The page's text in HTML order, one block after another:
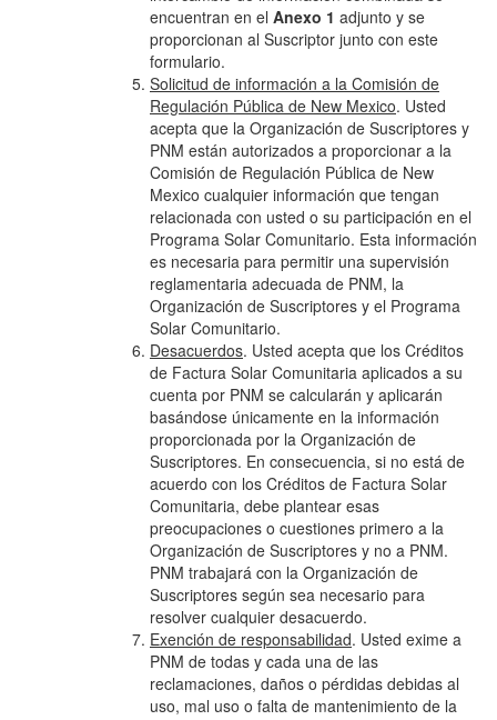
encuentran en el Anexo 1 adjunto y se
proporcionan al Suscriptor junto con este
formulario.
Solicitud de información a la Comisión de
Regulación Pública de New Mexico. Usted
acepta que la Organización de Suscriptores y
PNM están autorizados a proporcionar a la
Comisión de Regulación Pública de New
Mexico cualquier información que tengan
relacionada con usted o su participación en el
Programa Solar Comunitario. Esta información
es necesaria para permitir una supervisión
reglamentaria adecuada de PNM, la
Organización de Suscriptores y el Programa
Solar Comunitario.
Desacuerdos. Usted acepta que los Créditos
de Factura Solar Comunitaria aplicados a su
cuenta por PNM se calcularán y aplicarán
basándose únicamente en la información
proporcionada por la Organización de
Suscriptores. En consecuencia, si no está de
acuerdo con los Créditos de Factura Solar
Comunitaria, debe plantear esas
preocupaciones o cuestiones primero a la
Organización de Suscriptores y no a PNM.
PNM trabajará con la Organización de
Suscriptores según sea necesario para
resolver cualquier desacuerdo.
Exención de responsabilidad. Usted exime a
PNM de todas y cada una de las
reclamaciones, daños o pérdidas debidas al
uso, mal uso o falta de mantenimiento de la